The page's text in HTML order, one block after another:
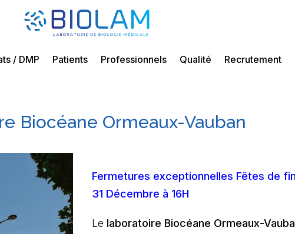
/ DMP Patients Professionnels Qualité Recrutement
Biocéane Ormeaux-Vauban
Fermetures exceptionnelles Fêtes de
31 Décembre à 16H
Le laboratoire Biocéane Ormeaux-